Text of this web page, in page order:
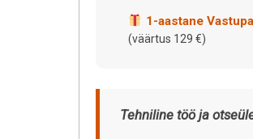
1-aastane
(väärtus 129 €)
Tehniline töö ja